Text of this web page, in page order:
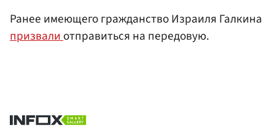
Ранее имеющего гражданство Израиля Галкина
призвалиотправиться на передовую.